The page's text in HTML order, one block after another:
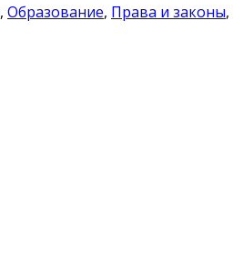
, Образование, Права и законы,